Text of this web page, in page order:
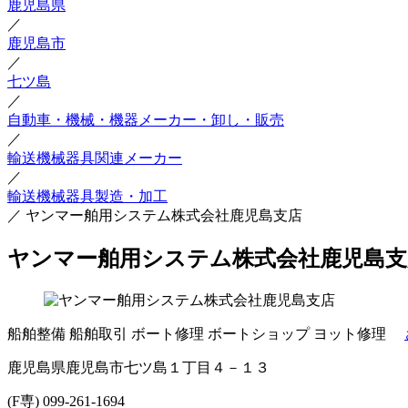
鹿児島県
／
鹿児島市
／
七ツ島
／
自動車・機械・機器メーカー・卸し・販売
／
輸送機械器具関連メーカー
／
輸送機械器具製造・加工
／ ヤンマー舶用システム株式会社鹿児島支店
ヤンマー舶用システム株式会社鹿児島
船舶整備 船舶取引 ボート修理 ボートショップ ヨット修理
鹿児島県鹿児島市七ツ島１丁目４－１３
(F専) 099-261-1694